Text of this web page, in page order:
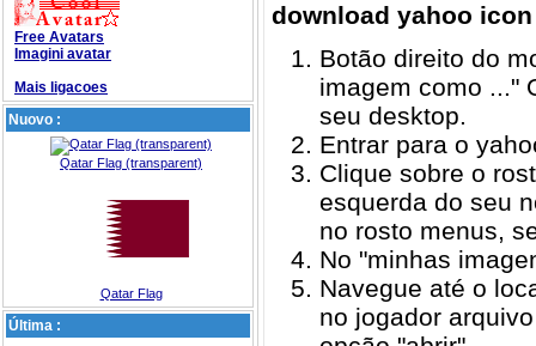
Free Avatars
Imagini avatar
Mais ligacoes
Nuovo :
Qatar Flag (transparent)
Qatar Flag
Última :
download yahoo icon
Botão direito do
imagem como ..."
seu desktop.
Entrar para o
Clique sobre o
esquerda do seu
no rosto menus,
No "minhas
Navegue até o
no jogador